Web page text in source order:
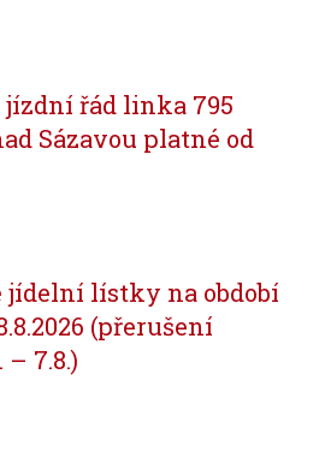
řád linka 795
Sázavou platné od
jídelní lístky na období
(přerušení
– 7.8.)